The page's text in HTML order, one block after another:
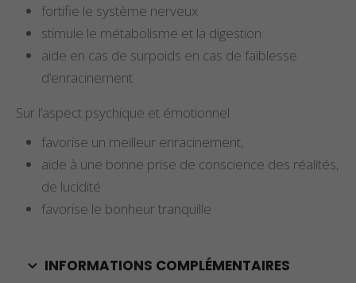
fortifie le système nerveux
stimule le métabolisme et la digestion
aide en cas de surpoids en cas de faiblesse
d’enracinement
Sur l’aspect psychique et émotionnel
favorise un meilleur enracinement,
aide à une bonne prise de conscience des réalités,
de lucidité
favorise le bonheur tranquille
INFORMATIONS COMPLÉMENTAIRES